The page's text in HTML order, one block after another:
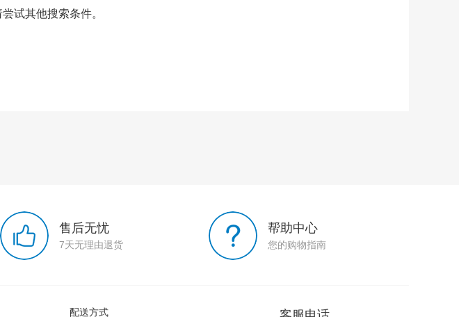
试其他搜索条件。
售后无忧
7天无理由退货
帮助中心
您的购物指南
配送方式